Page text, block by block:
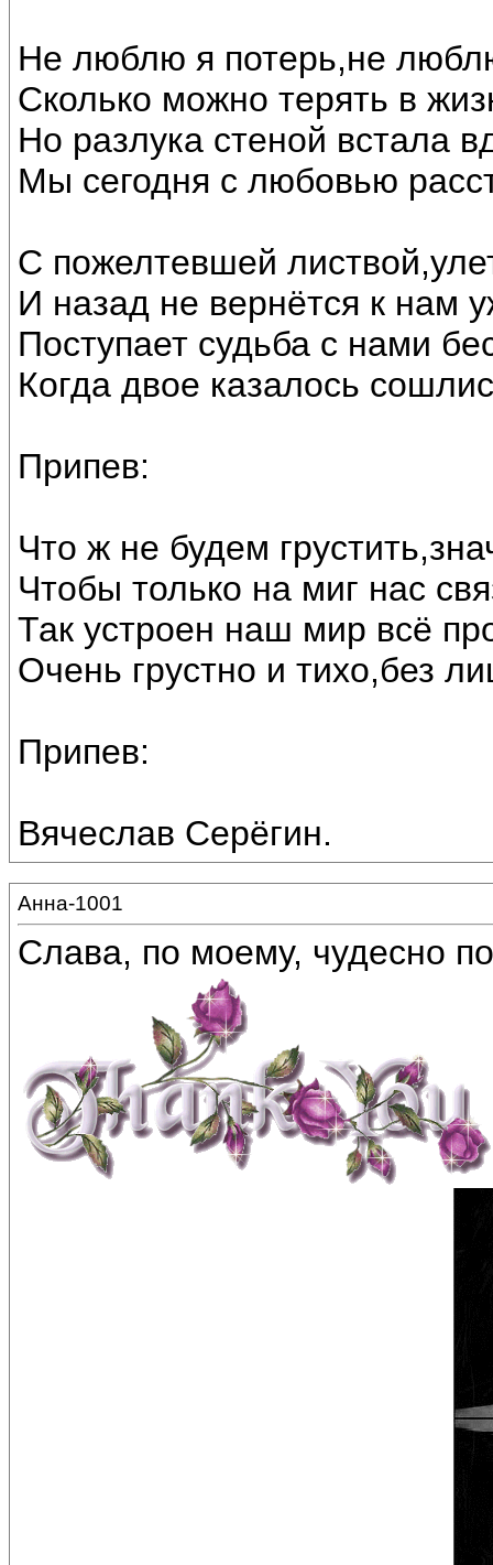
Не люблю я потерь,не
Сколько можно терять в
Но разлука стеной встала
Мы сегодня с любовью
С пожелтевшей
И назад не вернётся к нам
Поступает судьба с нами
Когда двое казалось
Припев:
Что ж не будем
Чтобы только на миг нас
Так устроен наш мир всё
Очень грустно и тихо,без
Припев:
Вячеслав Серёгин.
Анна-1001
Слава, по моему, чудесно